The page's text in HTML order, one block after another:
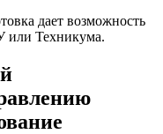
дает возможность
или Техникума.